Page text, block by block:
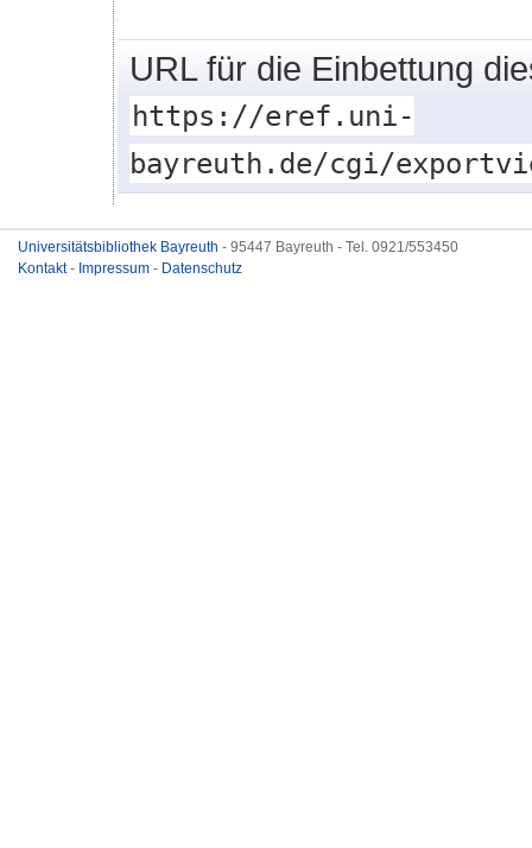
URL für die Einbettung
https://eref.uni-
bayreuth.de/cgi/
Universitätsbibliothek Bayreuth - 95447 Bayreuth - Tel. 0921/553450
Kontakt- Impressum - Datenschutz